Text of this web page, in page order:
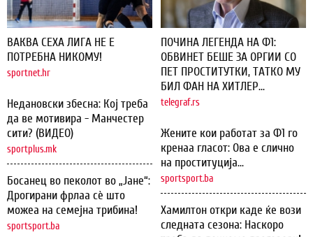
ВАКВА СЕХА ЛИГА НЕ Е
ПОТРЕБНА НИКОМУ!
sportnet.hr
Недановски збесна: Кој треба
да ве мотивира - Манчестер
сити? (ВИДЕО)
sportplus.mk
Босанец во пеколот во „Јане“:
Дрогирани фрлаа сѐ што
можеа на семејна трибина!
sportsport.ba
ПОЧИНА ЛЕГЕНДА НА Ф1:
ОБВИНЕТ БЕШЕ ЗА ОРГИИ СО
ПЕТ ПРОСТИТУТКИ, ТАТКО МУ
БИЛ ФАН НА ХИТЛЕР...
telegraf.rs
Жените кои работат за Ф1 го
кренаа гласот: Ова е слично
на проституција...
sportsport.ba
Хамилтон откри каде ќе вози
следната сезона: Наскоро